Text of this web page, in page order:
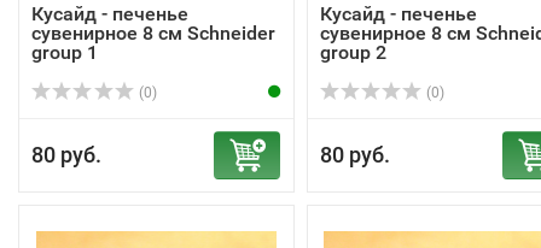
Кусайд - печенье
сувенирное 8 см Schneider
group 1
(0)
80 руб.
Кусайд - печенье
сувенирное 8 см
group 2
(0)
80 руб.